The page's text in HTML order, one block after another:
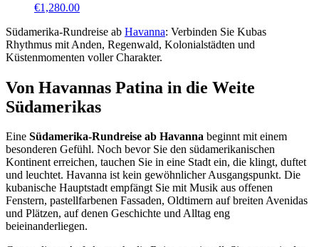
€1,280.00
Südamerika-Rundreise ab Havanna: Verbinden Sie Kubas
Rhythmus mit Anden, Regenwald, Kolonialstädten und
Küstenmomenten voller Charakter.
Von Havannas Patina in die Weite
Südamerikas
Eine Südamerika-Rundreise ab Havanna beginnt mit einem
besonderen Gefühl. Noch bevor Sie den südamerikanischen
Kontinent erreichen, tauchen Sie in eine Stadt ein, die klingt, duftet
und leuchtet. Havanna ist kein gewöhnlicher Ausgangspunkt. Die
kubanische Hauptstadt empfängt Sie mit Musik aus offenen
Fenstern, pastellfarbenen Fassaden, Oldtimern auf breiten Avenidas
und Plätzen, auf denen Geschichte und Alltag eng
beieinanderliegen.